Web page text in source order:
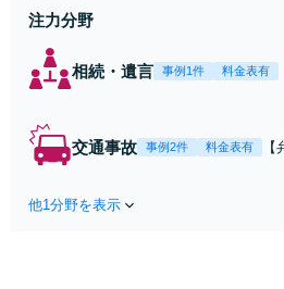
注力分野
相続・遺言 事例1件 料金表有
交通事故 事例2件 料金表有
他1分野を表示